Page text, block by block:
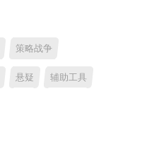
策略战争
悬疑 辅助工具